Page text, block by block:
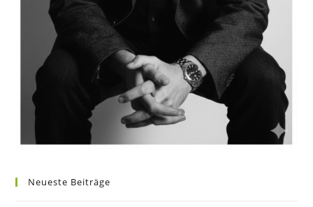
Neueste Beiträge